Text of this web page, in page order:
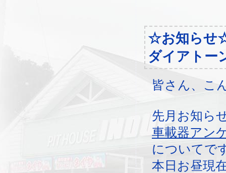
☆お知らせ
ダイアト
皆さん、こ
先月お知ら
車載器アン
についてで
本日お昼現